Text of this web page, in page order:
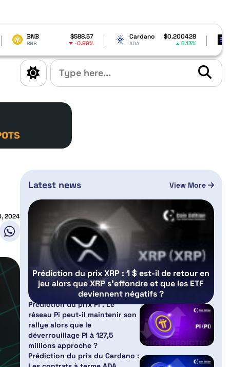
$588.57
-0.99%
Cardano $0.200428
ADA 6.13%
Solana
SOL -
2024
Latest news View More
Prédiction du prix XRP : 1 $ est-il de retour en
jeu alors que XRP s’effondre et que les ETF
deviennent négatifs ?
Prédiction du prix PI : Le
réseau Pi peut-il maintenir son
rallye alors que le
déverrouillage PI à 127,5
millions approche ?
Prédiction du prix du Cardano :